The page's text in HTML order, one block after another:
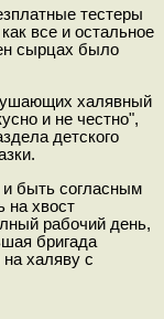
тестеры
все и остальное
сырцах было
халявный
и не честно",
детского
быть согласным
на хвост
рабочий день,
бригада
халяву с